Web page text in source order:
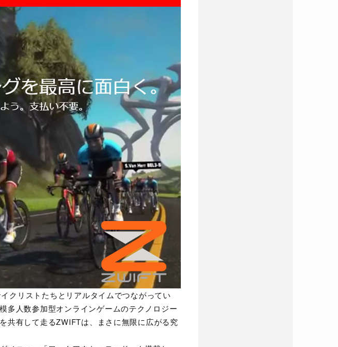
クリストたちとリアルタイムでつながってい
多人数参加型オンラインゲームのテクノロジー
共有して走るZWIFTは、まさに無限に広がる究